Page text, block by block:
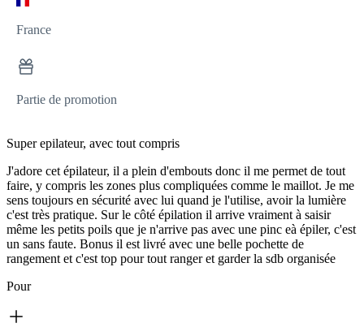
France
Partie de promotion
Super epilateur, avec tout compris
J'adore cet épilateur, il a plein d'embouts donc il me permet de tout
faire, y compris les zones plus compliquées comme le maillot. Je me
sens toujours en sécurité avec lui quand je l'utilise, avoir la lumière
c'est très pratique. Sur le côté épilation il arrive vraiment à saisir
même les petits poils que je n'arrive pas avec une pinc eà épiler, c'est
un sans faute. Bonus il est livré avec une belle pochette de
rangement et c'est top pour tout ranger et garder la sdb organisée
Pour